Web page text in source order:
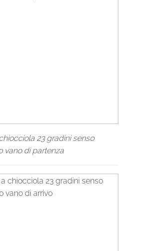
23 gradini senso
vano di partenza